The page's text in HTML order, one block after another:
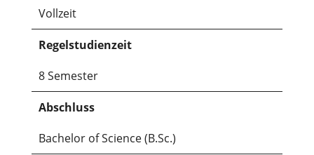
Vollzeit
Regelstudienzeit
8 Semester
Abschluss
Bachelor of Science (B.Sc.)